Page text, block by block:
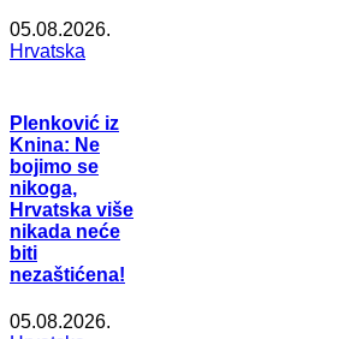
05.08.2026.
Hrvatska
Plenković iz
Knina: Ne
bojimo se
nikoga,
Hrvatska više
nikada neće
biti
nezaštićena!
05.08.2026.